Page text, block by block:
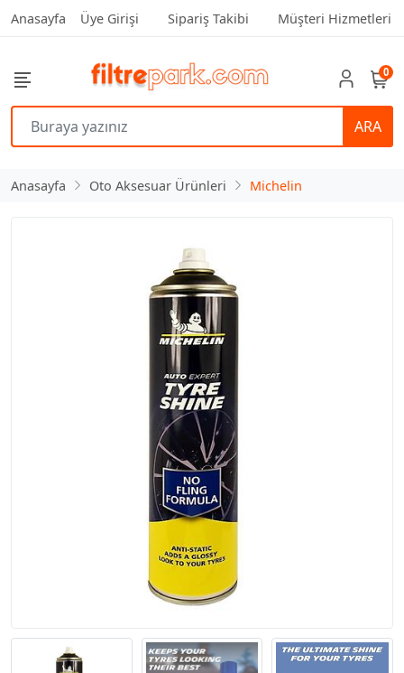
Anasayfa Üye Girişi Sipariş Takibi Müşteri Hizmetleri
ARA
0
Anasayfa Oto Aksesuar Ürünleri Michelin